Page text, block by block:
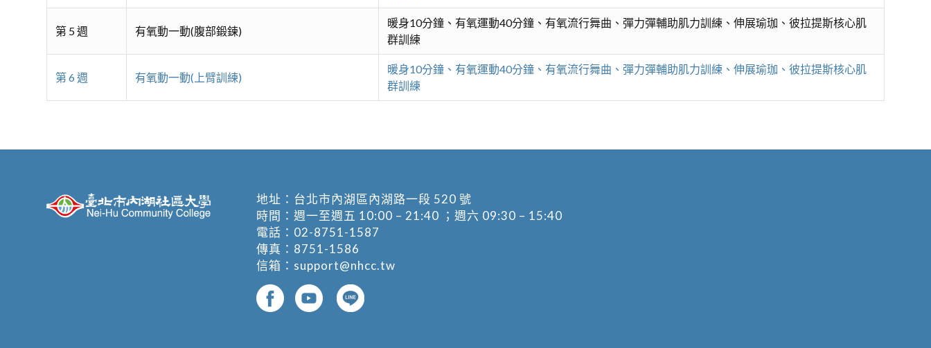
第 5 週 有氧動一動(腹部鍛鍊)
暖身10分鐘、有氧運動40分鐘、有氧流行舞曲、彈力彈輔助肌力訓練、伸展瑜珈、彼拉提斯核心肌
群訓練
第 6 週 有氧動一動(上臂訓練)
暖身10分鐘、有氧運動40分鐘、有氧流行舞曲、彈力彈輔助肌力訓練、伸展瑜珈、彼拉提斯核心肌
群訓練
地址： 台北市內湖區內湖路一段 520 號
時間：週一至週五 10:00 – 21:40 ；週六 09:30 – 15:40
電話： 02-8751-1587
傳真：8751-1586
信箱： support@nhcc.tw